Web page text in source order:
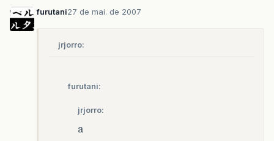
furutani27 de mai. de 2007
jrjorro:
furutani:
jrjorro:
a